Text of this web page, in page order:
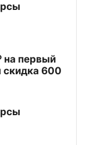
на первый
скидка 600